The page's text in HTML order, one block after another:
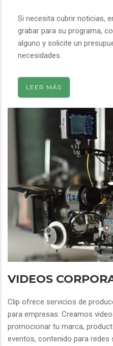
Si necesita cubrir noticias,
grabar para su programa,
alguno y solicite un
necesidades.
LEER MÁS
VIDEOS
Clip ofrece servicios de
para empresas. Creamos
promocionar tu marca,
eventos, contenido para redes